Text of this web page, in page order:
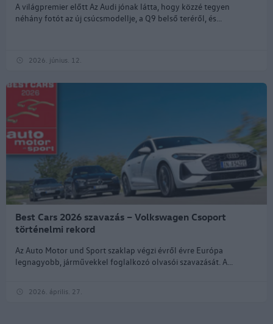
A világpremier előtt Az Audi jónak látta, hogy közzé tegyen
néhány fotót az új csúcsmodellje, a Q9 belső teréről, és...
2026. június. 12.
Best Cars 2026 szavazás – Volkswagen Csoport
történelmi rekord
Az Auto Motor und Sport szaklap végzi évről évre Európa
legnagyobb, járművekkel foglalkozó olvasói szavazását. A...
2026. április. 27.